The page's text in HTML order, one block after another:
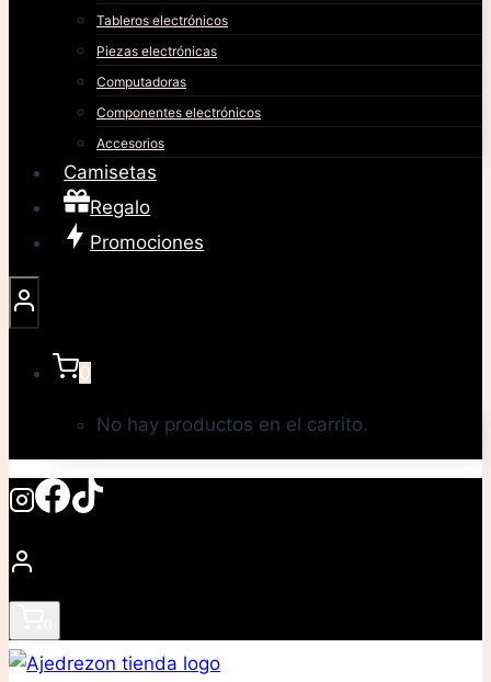
Tableros electrónicos
Piezas electrónicas
Computadoras
Componentes electrónicos
Accesorios
Camisetas
Regalo
Promociones
0
No hay productos en el carrito.